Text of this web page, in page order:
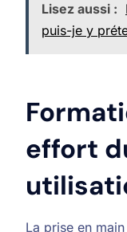
Lisez aussi :
puis-je y
effort
La prise en